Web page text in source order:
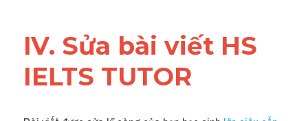
IV. Sửa bài viết HS
IELTS TUTOR